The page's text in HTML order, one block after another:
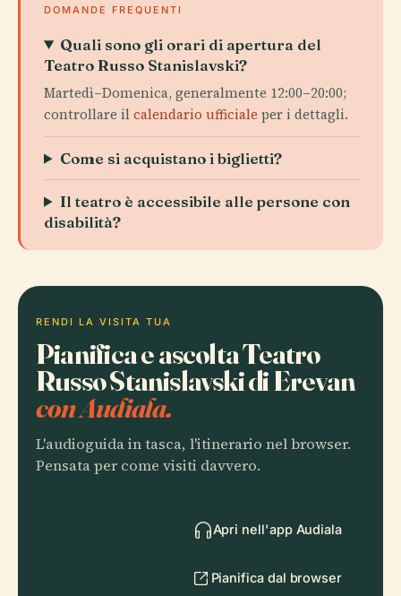
DOMANDE FREQUENTI
Quali sono gli orari di apertura del
Teatro Russo Stanislavski?
Martedì–Domenica, generalmente 12:00–20:00;
controllare ilcalendario ufficiale per i dettagli.
Come si acquistano i biglietti?
Il teatro è accessibile alle persone con
disabilità?
RENDI LA VISITA TUA
Pianifica e ascolta Teatro
Russo Stanislavski di Erevan
con Audiala.
L'audioguida in tasca, l'itinerario nel browser.
Pensata per come visiti davvero.
Apri nell'app Audiala
Pianifica dal browser